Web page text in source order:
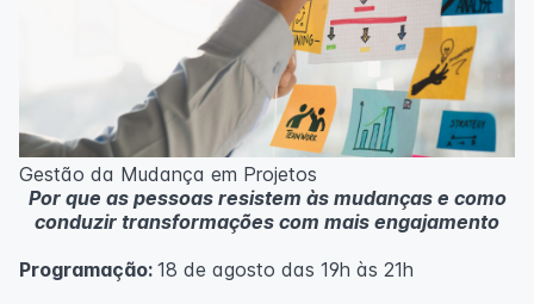
Casos práticos de melhoria em processos
administrativos e operacionais;
Próximos passos na jornada Lean Seis Sigma: do White
Metodologia
100% da carga horária do curso são realizadas com
aulas ao vivo.
As aulas podem ser assistidas por computador, celular
ou tablet.
Outras informações
Gestão da Mudança em Projetos
Por que as pessoas resistem às mudanças e como
conduzir transformações com mais engajamento
Programação: 18 de agosto das 19h às 21h